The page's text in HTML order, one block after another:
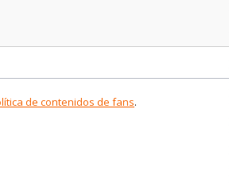
de contenidos de fans.